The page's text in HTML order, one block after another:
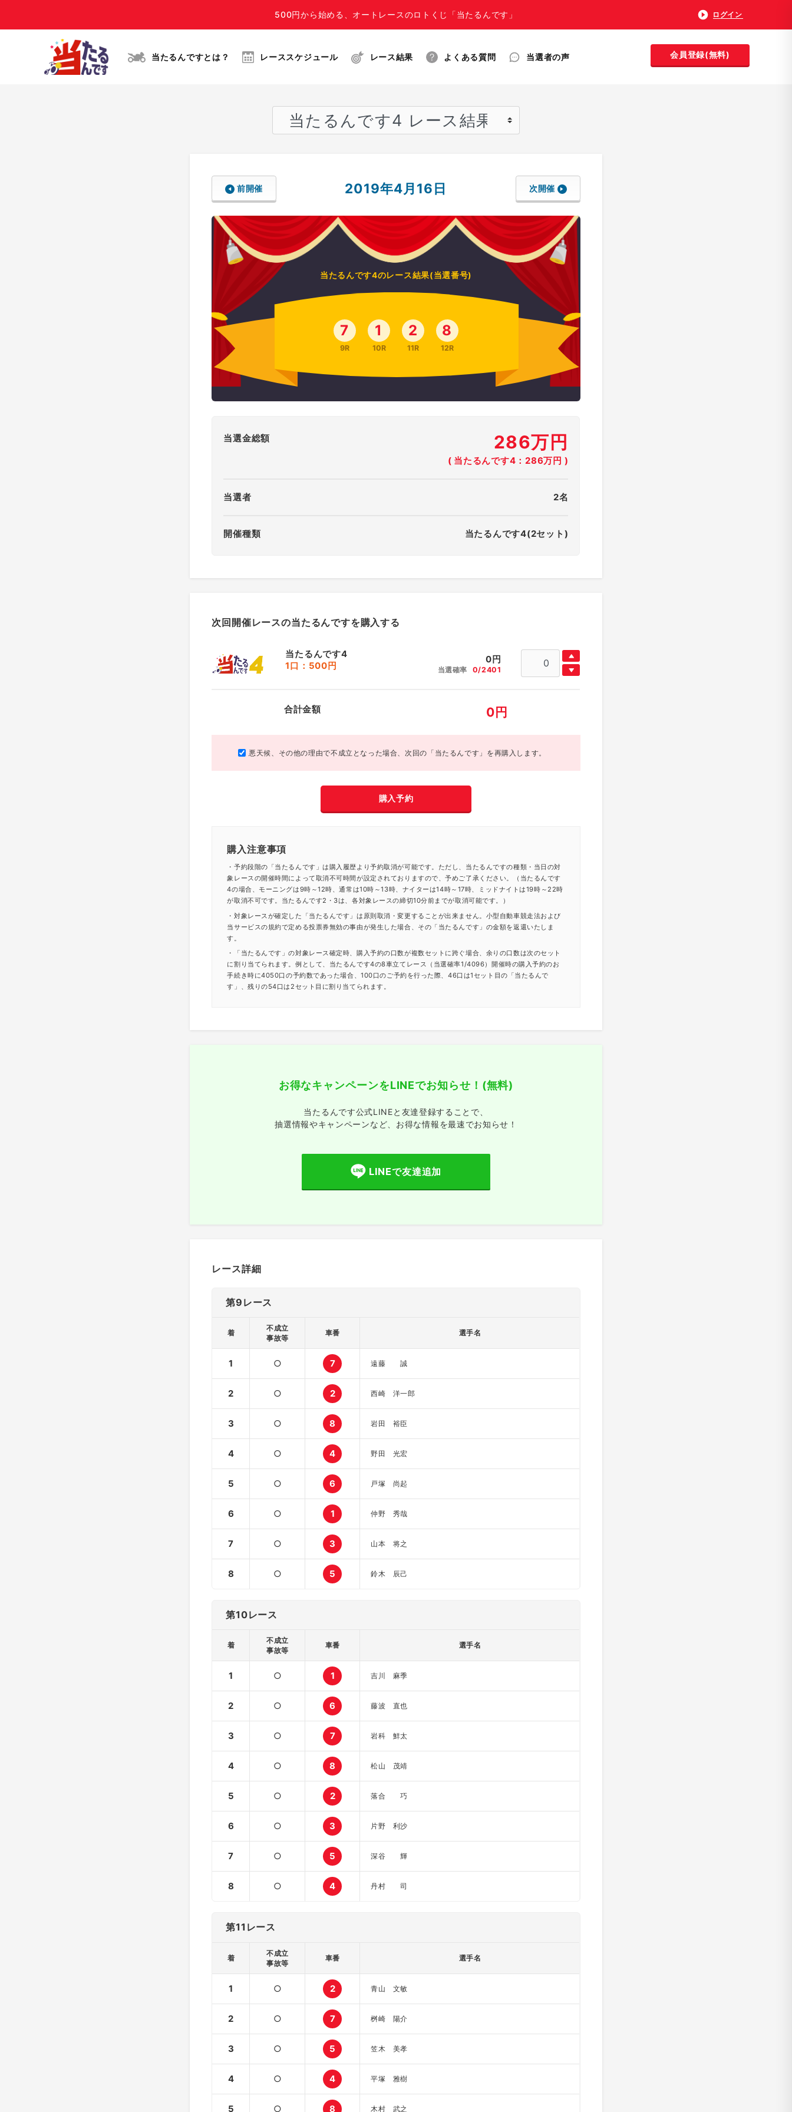
500円から始める、オートレースのロトくじ「当たるんです」 ログイン
当たるんですとは？ レーススケジュール レース結果 よくある質問 当選者の声 会員登録(無料)
前開催 2019年4月16日 次開催
当たるんです4のレース結果(当選番号)
7
9R
1
10R
2
11R
8
12R
当選金総額 286万円
( 当たるんです4：286万円 )
当選者 2名
開催種類 当たるんです4(2セット)
次回開催レースの当たるんですを購入する
当たるんです4
1口：500円
0円
当選確率 0/2401
合計金額 0 円
悪天候、その他の理由で不成立となった場合、次回の「当たるんです」を再購入します。
購入予約
購入注意事項
・予約段階の「当たるんです」は購入履歴より予約取消が可能です。ただし、当たるんですの種類・当日の対
象レースの開催時間によって取消不可時間が設定されておりますので、予めご了承ください。（当たるんです
4の場合、モーニングは9時～12時、通常は10時～13時、ナイターは14時～17時、ミッドナイトは19時～22時
が取消不可です。当たるんです2・3は、各対象レースの締切10分前までが取消可能です。）
・対象レースが確定した「当たるんです」は原則取消・変更することが出来ません。小型自動車競走法および
当サービスの規約で定める投票券無効の事由が発生した場合、その「当たるんです」の金額を返還いたしま
す。
・「当たるんです」の対象レース確定時、購入予約の口数が複数セットに跨ぐ場合、余りの口数は次のセット
に割り当てられます。例として、当たるんです4の8車立てレース（当選確率1/4096）開催時の購入予約のお
手続き時に4050口の予約数であった場合、100口のご予約を行った際、46口は1セット目の「当たるんで
す」、残りの54口は2セット目に割り当てられます。
お得なキャンペーンをLINEでお知らせ！ (無料)
当たるんです公式LINEと友達登録することで、
抽選情報やキャンペーンなど、 お得な情報を最速でお知らせ！
LINEで友達追加
レース詳細
第9レース
着
不成立
事故等
車番 選手名
1 ○ 7 遠藤 誠
2 ○ 2 西崎 洋一郎
3 ○ 8 岩田 裕臣
4 ○ 4 野田 光宏
5 ○ 6 戸塚 尚起
6 ○ 1 仲野 秀哉
7 ○ 3 山本 将之
8 ○ 5 鈴木 辰己
第10レース
着
不成立
事故等
車番 選手名
1 ○ 1 吉川 麻季
2 ○ 6 藤波 直也
3 ○ 7 岩科 鮮太
4 ○ 8 松山 茂靖
5 ○ 2 落合 巧
6 ○ 3 片野 利沙
7 ○ 5 深谷 輝
8 ○ 4 丹村 司
第11レース
着
不成立
事故等
車番 選手名
1 ○ 2 青山 文敏
2 ○ 7 桝崎 陽介
3 ○ 5 笠木 美孝
4 ○ 4 平塚 雅樹
5 ○ 8 木村 武之